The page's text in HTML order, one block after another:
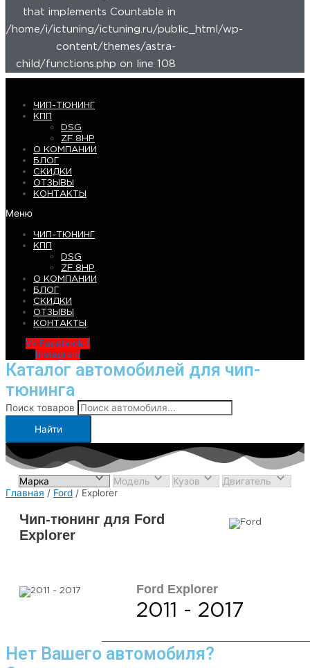
that implements Countable in
/home/i/ictuning/ictuning.ru/public_html/wp-
content/themes/astra-
child/functions.php on line 108
ЧИП-ТЮНИНГ
КПП
DSG
ZF 8HP
О КОМПАНИИ
БЛОГ
СКИДКИ
ОТЗЫВЫ
КОНТАКТЫ
Меню
ЧИП-ТЮНИНГ
КПП
DSG
ZF 8HP
О КОМПАНИИ
БЛОГ
СКИДКИ
ОТЗЫВЫ
КОНТАКТЫ
Vk Facebook-f
Instagram
Каталог автомобилей для чип-
тюнинга
Поиск товаров
Найти
Главная / Ford / Explorer
Чип-тюнинг для Ford
Explorer
Ford Explorer
2011 - 2017
Нет Вашего автомобиля?